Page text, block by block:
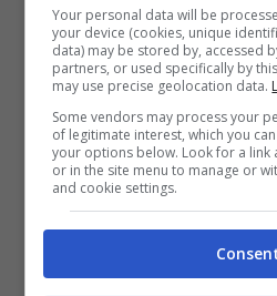
L’amore non è bello,
ma funziona davvero
che normale, manon
trasportare dal vostro
sbagliato in cui sentite
attaccare il partner per
Your personal data will be
your device (cookies, unique
data) may be stored by, accessed
partners, or used specifically by
may use precise geolocation data.
Some vendors may process your
of legitimate interest, which you
your options below. Look for a link
or in the site menu to manage or
and cookie settings.